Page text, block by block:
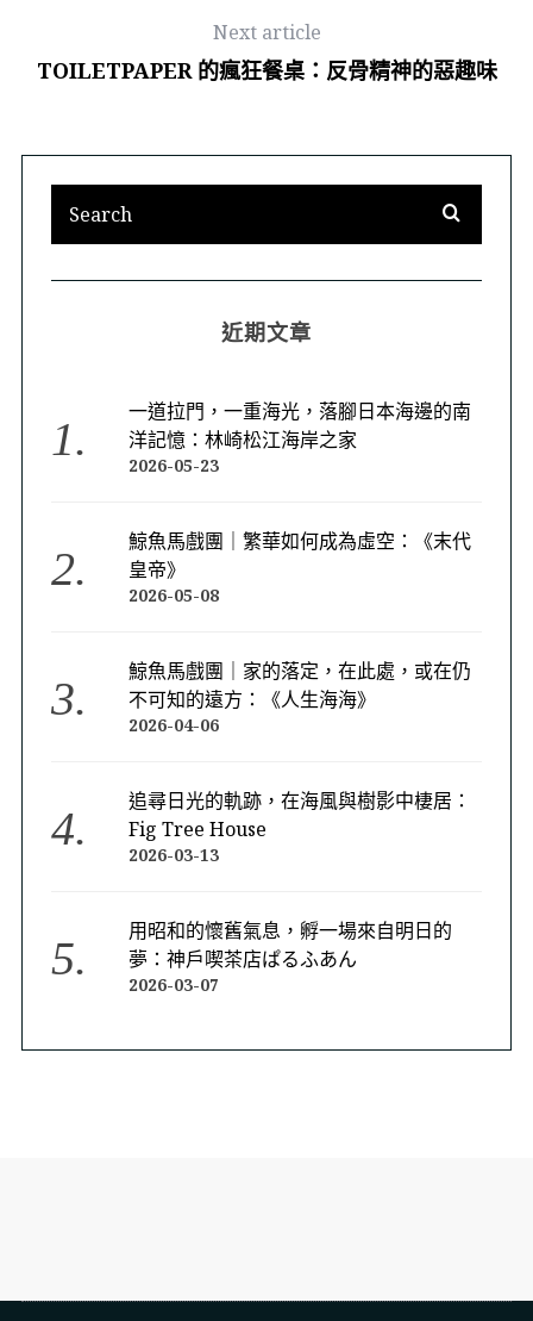
Next article
TOILETPAPER 的瘋狂餐桌：反骨精神的惡趣味
近期文章
一道拉門，一重海光，落腳日本海邊的南
洋記憶：林崎松江海岸之家
2026-05-23
鯨魚馬戲團｜繁華如何成為虛空：《末代
皇帝》
2026-05-08
鯨魚馬戲團｜家的落定，在此處，或在仍
不可知的遠方：《人生海海》
2026-04-06
追尋日光的軌跡，在海風與樹影中棲居：
Fig Tree House
2026-03-13
用昭和的懷舊氣息，孵一場來自明日的
夢：神戶喫茶店ぱるふあん
2026-03-07